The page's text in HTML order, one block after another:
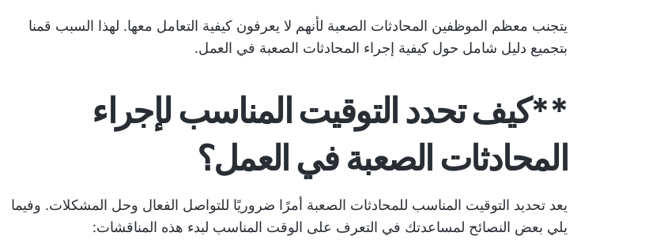
يتجنب معظم الموظفين المحادثات الصعبة لأنهم لا يعرفون كيفية التعامل معها. لهذا السبب قمنا
بتجميع دليل شامل حول كيفية إجراء المحادثات الصعبة في العمل.
**كيف تحدد التوقيت المناسب لإجراء
المحادثات الصعبة في العمل؟
يعد تحديد التوقيت المناسب للمحادثات الصعبة أمرًا ضروريًا للتواصل الفعال وحل المشكلات. وفيما
يلي بعض النصائح لمساعدتك في التعرف على الوقت المناسب لبدء هذه المناقشات: